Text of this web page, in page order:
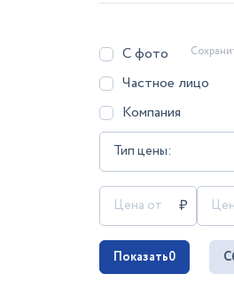
С фото
Частное лицо
Компания
Тип цены:
Показать0